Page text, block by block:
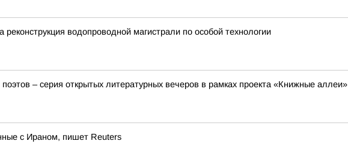
водопроводной магистрали по особой технологии
– серия открытых литературных вечеров в рамках проекта «Книжные аллеи»
с Ираном, пишет Reuters